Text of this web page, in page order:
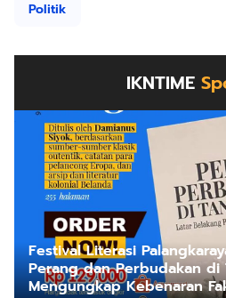
Politik
IKNTIME
Festival Literasi
Perang dan Perbudakan di
Mengungkap Kebenaran